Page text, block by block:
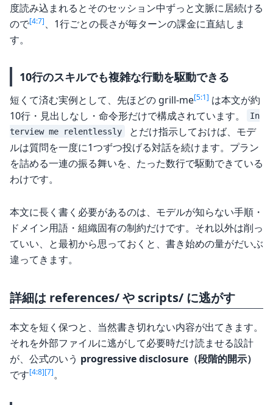
度読み込まれるとそのセッション中ずっと文脈に居続ける
ので[4:7]、1行ごとの長さが毎ターンの課金に直結しま
す。
10行のスキルでも複雑な行動を駆動できる
短くて済む実例として、先ほどの grill-me[5:1] は本文が約
10行・見出しなし・命令形だけで構成されています。
In
terview me relentlessly
とだけ指示しておけば、モデ
ルは質問を一度に1つずつ投げる対話を続けます。プラン
を詰める一連の振る舞いを、たった数行で駆動できている
わけです。
本文に長く書く必要があるのは、モデルが知らない手順・
ドメイン用語・組織固有の制約だけです。それ以外は削っ
ていい、と最初から思っておくと、書き始めの量がだいぶ
違ってきます。
詳細は references/ や scripts/ に逃がす
本文を短く保つと、当然書き切れない内容が出てきます。
それを外部ファイルに逃がして必要時だけ読ませる設計
が、公式のいう progressive disclosure（段階的開示）
です[4:8][7]。